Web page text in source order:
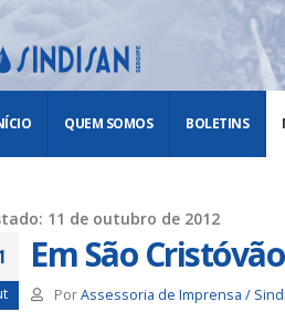
QUEM SOMOS BOLETINS
11 de outubro de 2012
Em São
PorAssessoria de Imprensa /